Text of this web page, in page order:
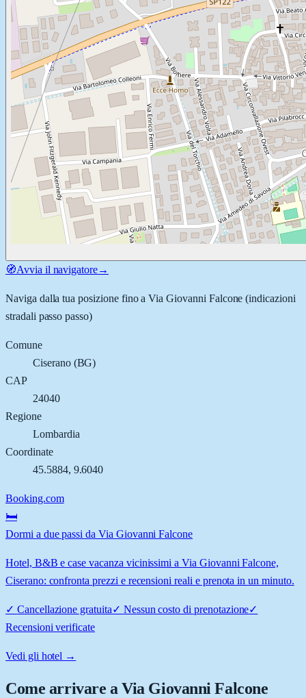
🧭Avvia il navigatore→
Naviga dalla tua posizione fino aVia Giovanni Falcone (indicazioni
stradali passo passo)
Comune
Ciserano(BG)
CAP
24040
Regione
Lombardia
Coordinate
45.5884, 9.6040
Booking.com
🛏️
Dormi a due passi da Via Giovanni Falcone
Hotel, B&B e case vacanza vicinissimi a Via Giovanni Falcone,
Ciserano: confronta prezzi e recensioni reali e prenota in un minuto.
✓ Cancellazione gratuita✓ Nessun costo di prenotazione✓
Recensioni verificate
Vedi gli hotel →
Come arrivare aVia Giovanni Falcone